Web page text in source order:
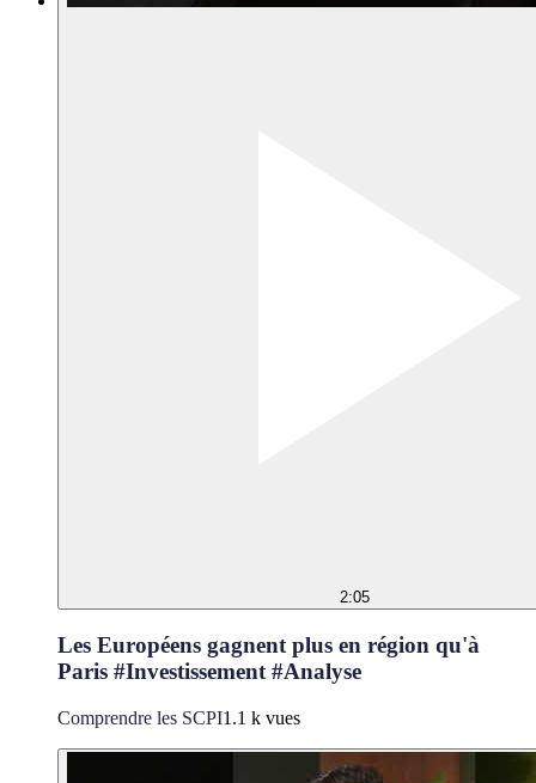
2:05
Les Européens gagnent plus en région qu'à
Paris #Investissement #Analyse
Comprendre les SCPI1.1 k vues